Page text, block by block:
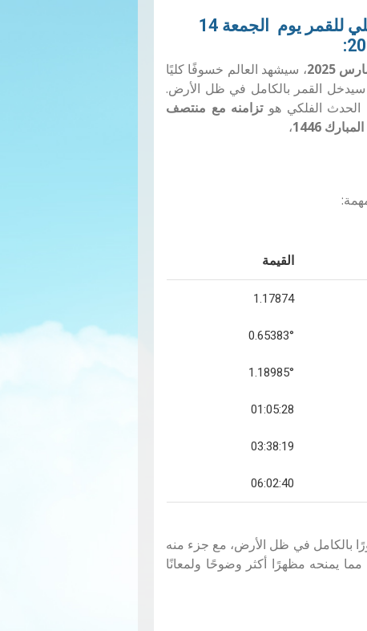
خسوف كلي للقمر يوم الجمعة 14
، سيشهد العالم خسوفًا كليًا
القمر بالكامل في ظل الأرض.
الحدث الفلكي هوتزامنه مع منتصف
1446
،
القيمة
1.17874
0.65383°
1.18985°
01:05:28
03:38:19
06:02:40
بالكامل في ظل الأرض، مع جزء منه
يمنحه مظهرًا أكثر وضوحًا ولمعانًا